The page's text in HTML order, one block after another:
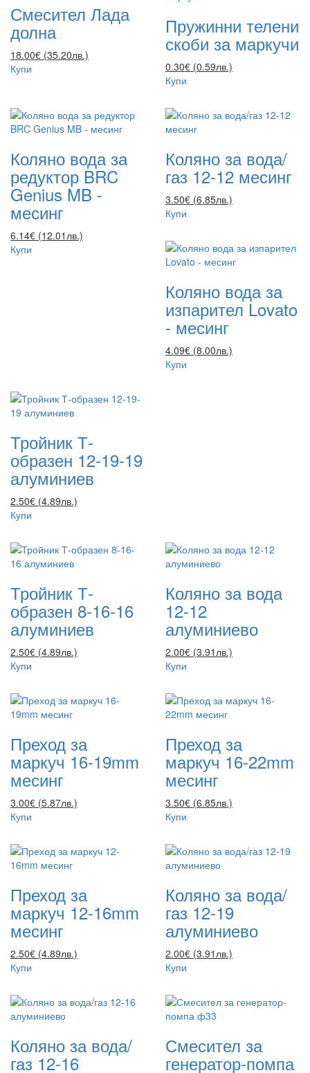
Смесител Лада
долна
18.00€ (35.20лв.)
Купи
Пружинни телени
скоби за маркучи
0.30€ (0.59лв.)
Купи
Коляно вода за
редуктор BRC
Genius MB -
месинг
6.14€ (12.01лв.)
Купи
Коляно за вода/
газ 12-12 месинг
3.50€ (6.85лв.)
Купи
Коляно вода за
изпарител Lovato
- месинг
4.09€ (8.00лв.)
Купи
Тройник Т-
образен 12-19-19
алуминиев
2.50€ (4.89лв.)
Купи
Тройник Т-
образен 8-16-16
алуминиев
2.50€ (4.89лв.)
Купи
Коляно за вода
12-12
алуминиево
2.00€ (3.91лв.)
Купи
Преход за
маркуч 16-19mm
месинг
3.00€ (5.87лв.)
Купи
Преход за
маркуч 16-22mm
месинг
3.50€ (6.85лв.)
Купи
Преход за
маркуч 12-16mm
месинг
2.50€ (4.89лв.)
Купи
Коляно за вода/
газ 12-19
алуминиево
2.00€ (3.91лв.)
Купи
Коляно за вода/
газ 12-16
Смесител за
генератор-помпа